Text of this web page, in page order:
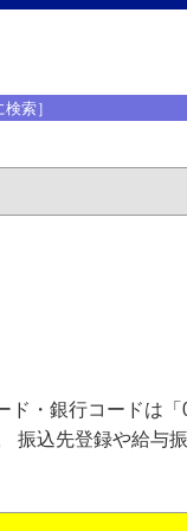
索］
ド・銀行コードは
振込先登録や給与